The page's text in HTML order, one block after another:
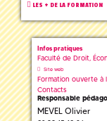
LES + DE LA FORMATION
Infos pratiques
Faculté de Droit,
Site web
Formation ouverte à
Contacts
Responsable
MEVEL Olivier